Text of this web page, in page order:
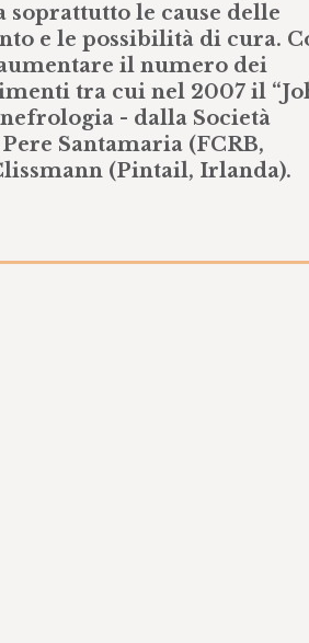
soprattutto le cause delle
e le possibilità di cura.
il numero dei
tra cui nel 2007 il
- dalla Società
Santamaria (FCRB,
(Pintail, Irlanda).